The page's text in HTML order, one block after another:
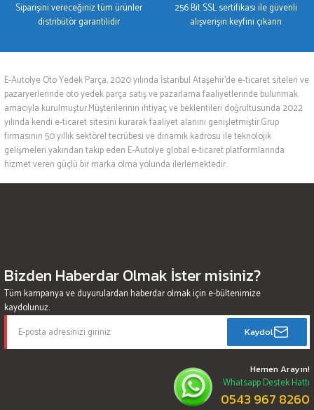
Siparişini vereceğiniz tüm ürünler
distribütör garantilidir
256 Bit SSL sertifikası ile güvenli
alışverişin keyfini çıkarın
E-Autolye Oto Yedek Parça, 2020 yılında İstanbul Ataşehir’de e-ticaret siteleri ve
pazaryerlerinde oto yedek parça satış ve pazarlama faaliyetlerinde bulunmak
amacıyla kurulmuştur.Müşterilerinin ihtiyaç ve beklentileri doğrultusunda 2022
yılında kendi e-ticaret sitesini kurarak faaliyet alanını genişletmiştir.Grup
firmasının 50 yıllık sektörel tecrübesi ve dinamik kadrosu ile teknolojik
gelişmeleri yakından takip eden E-Autolye global e-ticaret platformlarında
hizmet veren güçlü bir marka olma yolunda ilerlemektedir.
Bizden Haberdar Olmak İster misiniz?
Tüm kampanya ve duyurulardan haberdar olmak için e-bültenimize
kaydolunuz.
Kaydol
Hemen Arayın!
Whatsapp Destek Hattı
0543 967 8260